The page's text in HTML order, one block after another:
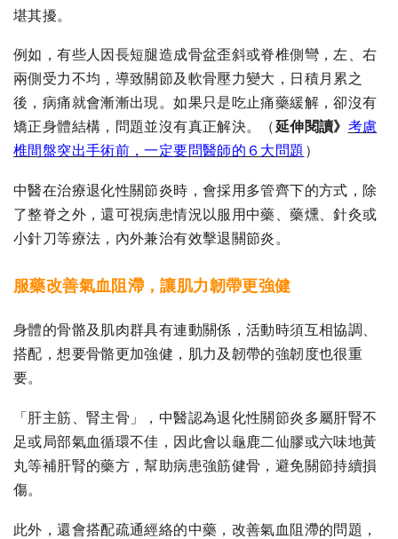
堪其擾。
例如，有些人因長短腿造成骨盆歪斜或脊椎側彎，左、右
兩側受力不均，導致關節及軟骨壓力變大，日積月累之
後，病痛就會漸漸出現。如果只是吃止痛藥緩解，卻沒有
矯正身體結構，問題並沒有真正解決。（延伸閱讀》 考慮
椎間盤突出手術前，一定要問醫師的６大問題 ）
中醫在治療退化性關節炎時，會採用多管齊下的方式，除
了整脊之外，還可視病患情況以服用中藥、藥燻、針灸或
小針刀等療法，內外兼治有效擊退關節炎。
服藥改善氣血阻滯，讓肌力韌帶更強健
身體的骨骼及肌肉群具有連動關係，活動時須互相協調、
搭配，想要骨骼更加強健，肌力及韌帶的強韌度也很重
要。
「肝主筋、腎主骨」，中醫認為退化性關節炎多屬肝腎不
足或局部氣血循環不佳，因此會以龜鹿二仙膠或六味地黃
丸等補肝腎的藥方，幫助病患強筋健骨，避免關節持續損
傷。
此外，還會搭配疏通經絡的中藥，改善氣血阻滯的問題，